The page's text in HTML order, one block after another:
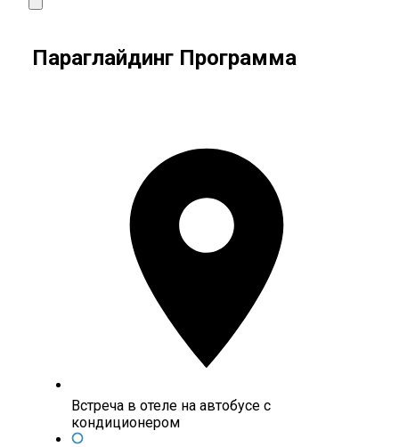
Параглайдинг Программа
Встреча в отеле на автобусе с
кондиционером